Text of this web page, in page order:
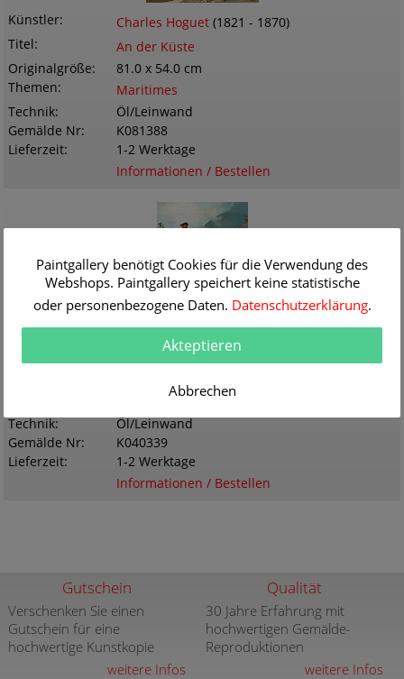
Künstler Charles Hoguet (1821 - 1870)
Titel
An der Küste
Originalgröße
81.0 x 54.0 cm
Themen
Maritimes
Technik
Öl/Leinwand
Gemälde Nr
K081388
Lieferzeit
1-2 Werktage
Informationen / Bestellen
Künstler
Gasse in Interlaken
Technik
Öl/Leinwand
Gemälde Nr
K040339
Lieferzeit
1-2 Werktage
Informationen / Bestellen
Gutschein
Verschenken Sie einen
Gutschein für eine
hochwertige Kunstkopie
weitere Infos
Qualität
30 Jahre Erfahrung mit
hochwertigen Gemälde-
Reproduktionen
weitere Infos
Paintgallery benötigt Cookies für die Verwendung des
Webshops. Paintgallery speichert keine statistische
oder personenbezogene Daten. Datenschutzerklärung.
Akteptieren
Abbrechen